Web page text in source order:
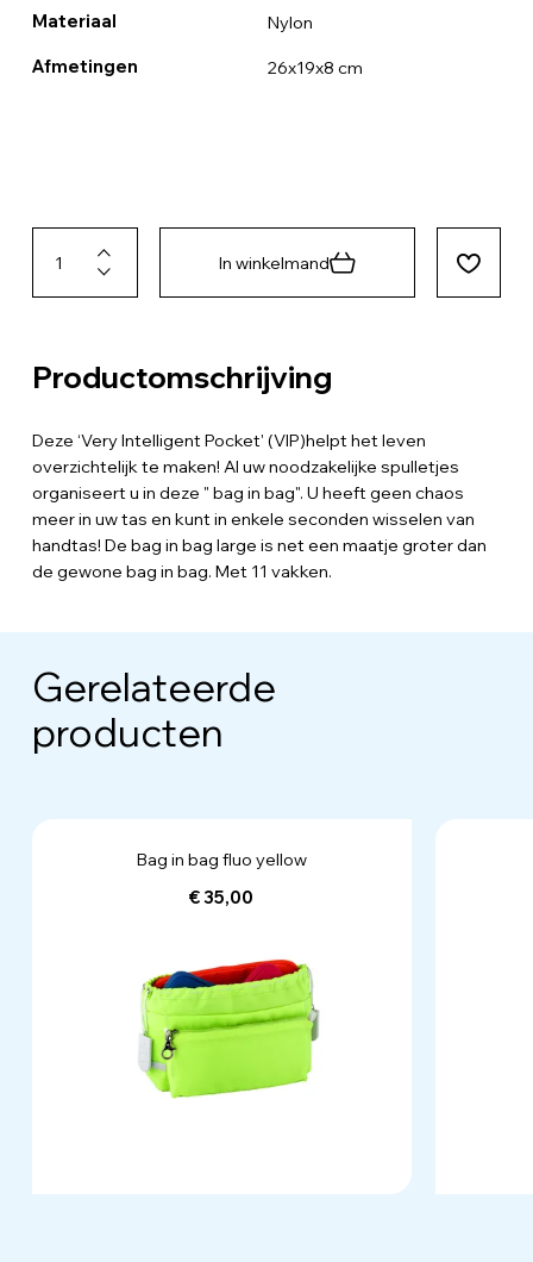
Materiaal Nylon
Afmetingen 26x19x8 cm
In winkelmand
Productomschrijving
Deze ‘Very Intelligent Pocket' (VIP)helpt het leven
overzichtelijk te maken! Al uw noodzakelijke spulletjes
organiseert u in deze " bag in bag". U heeft geen chaos
meer in uw tas en kunt in enkele seconden wisselen van
handtas! De bag in bag large is net een maatje groter dan
de gewone bag in bag. Met 11 vakken.
Gerelateerde
producten
Bag in bag fluo yellow
€ 35,00